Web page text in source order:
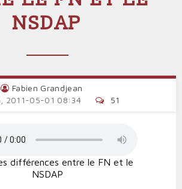
NSDAP
Fabien Grandjean
2011-05-01 08:34
51
différences entre le FN et le
NSDAP